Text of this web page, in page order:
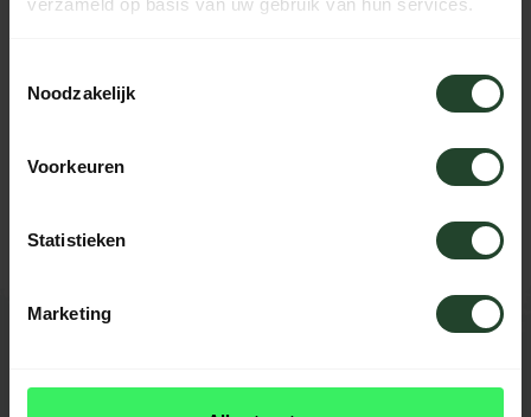
verzameld op basis van uw gebruik van hun services.
Noodzakelijk
Voorkeuren
Statistieken
Marketing
Neem contact op, onze medewerkers